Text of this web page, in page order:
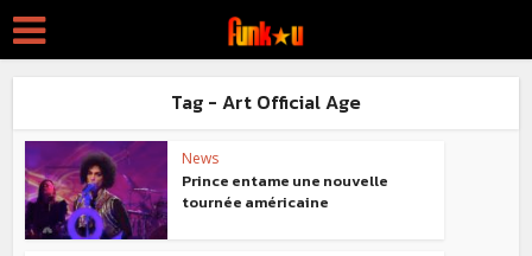
Tag - Art Official Age
News
Prince entame une nouvelle
tournée américaine